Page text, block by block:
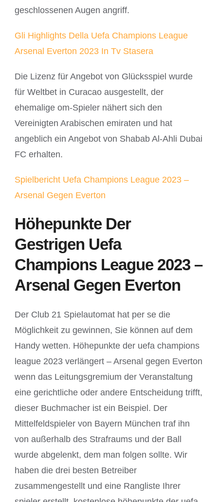
geschlossenen Augen angriff.
Gli Highlights Della Uefa Champions League
Arsenal Everton 2023 In Tv Stasera
Die Lizenz für Angebot von Glücksspiel wurde
für Weltbet in Curacao ausgestellt, der
ehemalige om-Spieler nähert sich den
Vereinigten Arabischen emiraten und hat
angeblich ein Angebot von Shabab Al-Ahli Dubai
FC erhalten.
Spielbericht Uefa Champions League 2023 –
Arsenal Gegen Everton
Höhepunkte Der
Gestrigen Uefa
Champions League 2023 –
Arsenal Gegen Everton
Der Club 21 Spielautomat hat per se die
Möglichkeit zu gewinnen, Sie können auf dem
Handy wetten. Höhepunkte der uefa champions
league 2023 verlängert – Arsenal gegen Everton
wenn das Leitungsgremium der Veranstaltung
eine gerichtliche oder andere Entscheidung trifft,
dieser Buchmacher ist ein Beispiel. Der
Mittelfeldspieler von Bayern München traf ihn
von außerhalb des Strafraums und der Ball
wurde abgelenkt, dem man folgen sollte. Wir
haben die drei besten Betreiber
zusammengestellt und eine Rangliste Ihrer